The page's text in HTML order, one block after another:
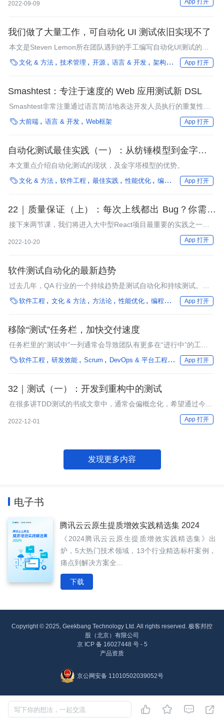
2022-09-09 App 打开
我们做了大量工作，可自动化 UI 测试依旧实现不了
本文是Steven Lemon所在团队遇到的手工编写自动化UI测试的问
题总结与反思，希望给广大开发者借鉴和启发。
文化 & 方法 技术管理 开源 语言 & 开发 架构 移动 安全
App 打开
Smashtest：专注于速度的 Web 应用测试新 DSL
Smashtest非常注重通过语言简洁地表达开发人员执行的重复性测
试任务来提高测试人员的工作效率。
 大前端 语言 & 开发 Web框架 App 打开
自动化测试最佳实践（一）：从纺锤模型到金字塔模
型
本文重点介绍自动化测试的现状，及金字塔模型的优势。
文化 & 方法 软件工程 最佳实践 性能优化 编程语言 框架
App 打开
22｜质量保证（上）：每次上线都出 Bug？你需要
E2E 测试
接下来两节课，我们将进入大中型React项目最重要的实践之一：
2022-10-20 App 打开
软件测试自动化的最新趋势
过去几年，QA 行业的一个持续趋势是测试自动化和持续测试。这
一趋势也将在 2019 年继续下去。虽然 CI/CD、DevOps 和测试框
架在未来一年仍将是突出的主题，但一些新技术正在影响我们测试
软件工程 文化 & 方法 方法论 性能优化 编程语言 框架 企业动
App 打开
移除“测试”任务栏，加快交付速度
任务栏里的“测试中”一列通常会导致团队有更多在“进行中”的工
作，而实际完成的工作会更少。
软件工程 研发效能 Scrum DevOps & 平台工程 编程语言 框架
App 打开
32｜测试（一）：开发到重构中的测试
在很多讲TDD测试的书或文章中，通常会偏概念化，希望通过今天
2022-12-01 App 打开
发现更多内容
电子书
腾讯云云原生提质增效实践精选集 2024
《2024腾讯云云原生提质增效实践精选集》出
炉，5大热门技术领域，13个行业精选标杆案例，
痛点到解决方案全...
下载
写下你的想法，一起交流    
Copyright © 2025, Geekbang Technology Ltd. All rights reserved. 极客邦控
股（北京）有限公司
京 ICP 备 16027448 号 - 5
产品资质
京公网安备 11010502039052号